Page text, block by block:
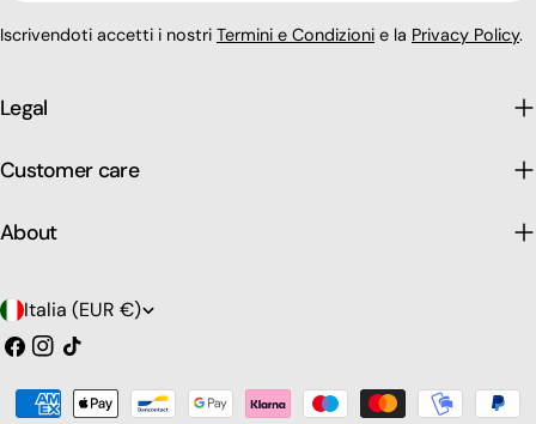
Iscrivendoti accetti i nostri Termini e Condizioni e la Privacy Policy.
Legal
Customer care
About
P
a
Italia (EUR €)
Facebook
Instagram
Tic
Modalità